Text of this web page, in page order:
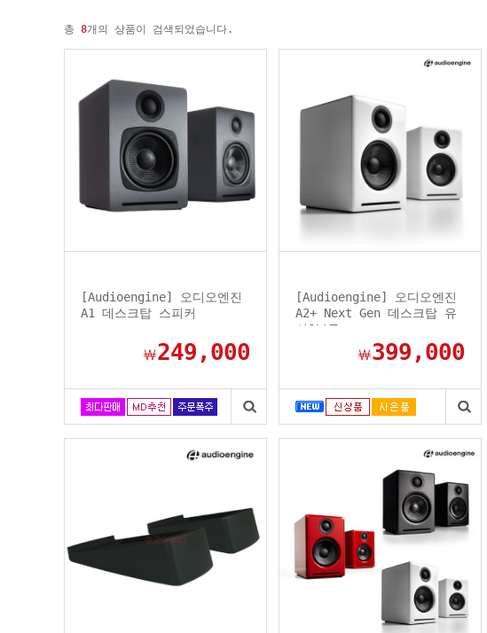
총 8개의 상품이 검색되었습니다.
[Audioengine] 오디오엔진
A1 데스크탑 스피커
￦249,000
[Audioengine] 오디오엔진
A2+ Next Gen 데스크탑 유
선&블루...
￦399,000